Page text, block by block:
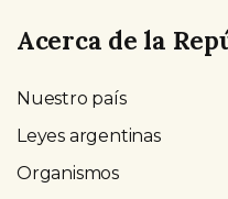
Acerca de la
Nuestro país
Leyes argentinas
Organismos